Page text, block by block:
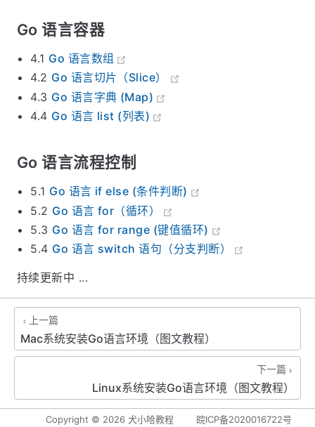
Go 语言容器
4.1 Go 语言数组
4.2 Go 语言切片（Slice）
4.3 Go 语言字典 (Map)
4.4 Go 语言 list (列表)
Go 语言流程控制
5.1 Go 语言 if else (条件判断)
5.2 Go 语言 for（循环）
5.3 Go 语言 for range (键值循环)
5.4 Go 语言 switch 语句（分支判断）
持续更新中 ...
上一篇
Mac系统安装Go语言环境（图文教程）
下一篇
Linux系统安装Go语言环境（图文教程）
Copyright © 2026 犬小哈教程 皖ICP备2020016722号